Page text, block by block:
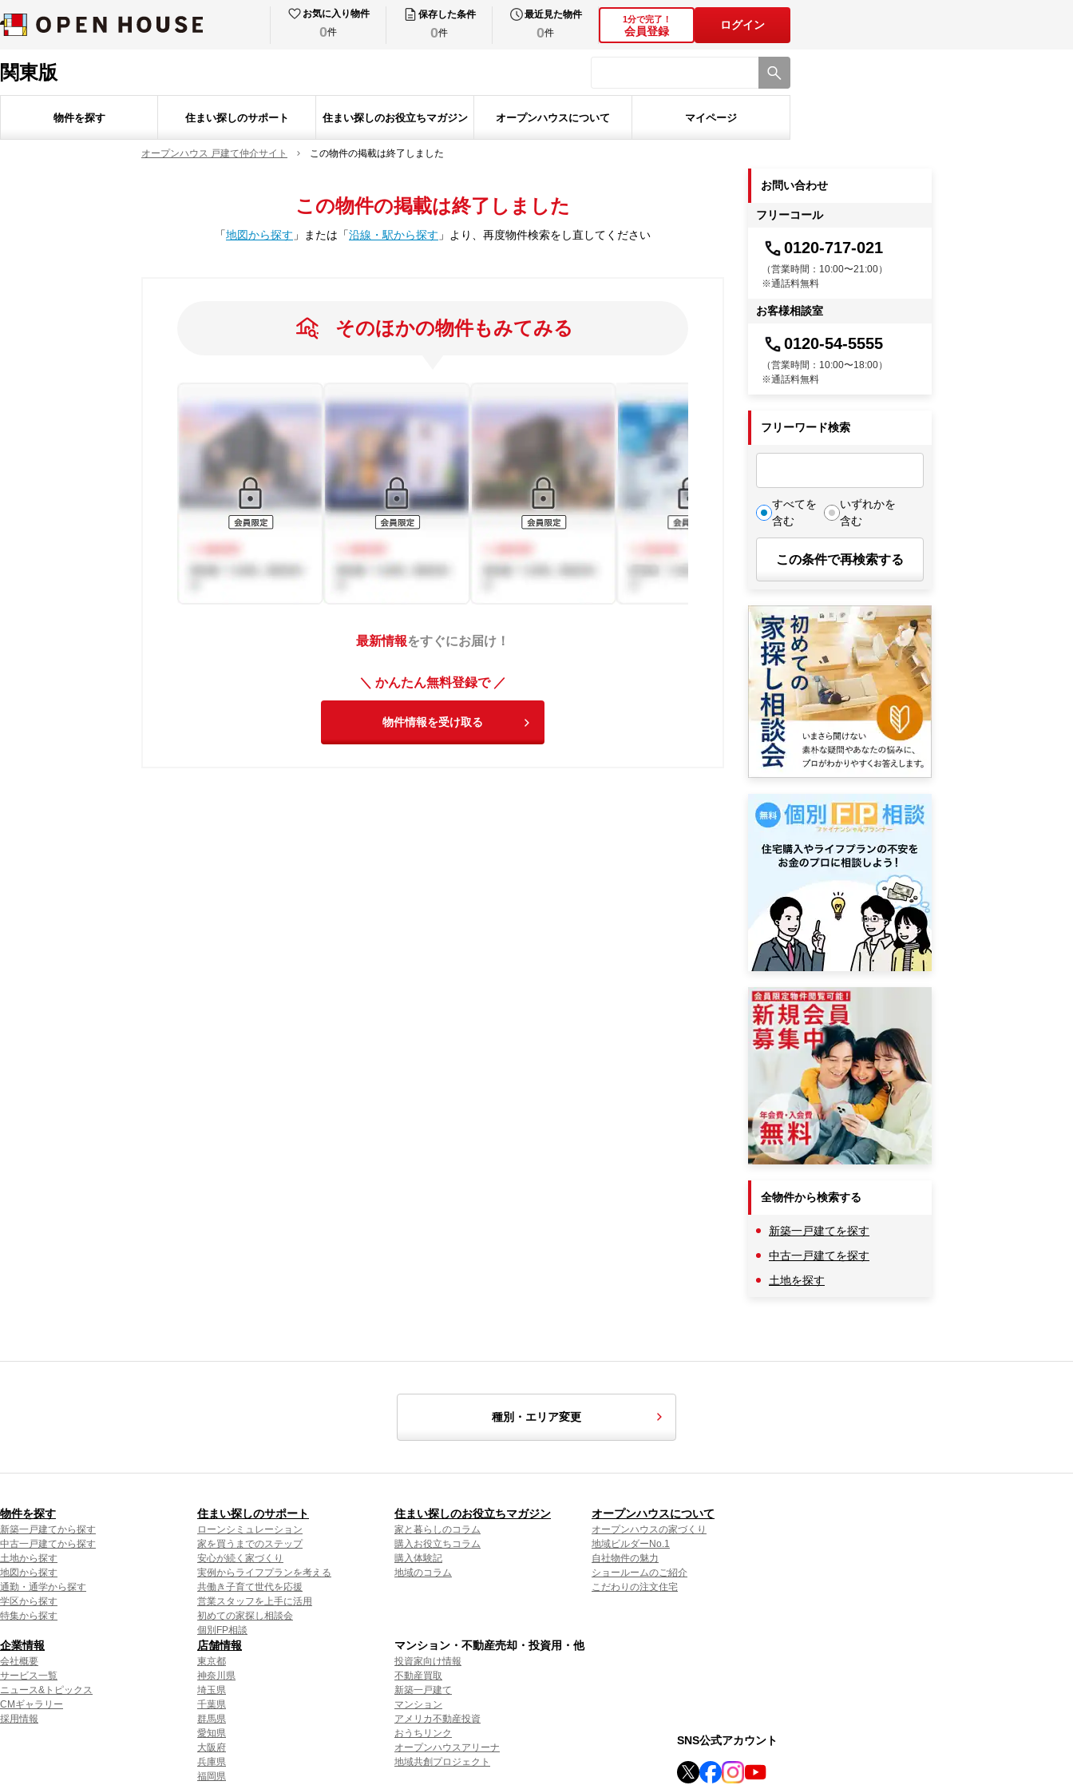
お気に入り物件
0件
保存した条件
0件
最近見た物件
0件
1分で完了！
会員登録
ログイン
関東版
物件を探す 住まい探しのサポート 住まい探しのお役立ちマガジン オープンハウスについて マイページ
オープンハウス 戸建て仲介サイト この物件の掲載は終了しました
この物件の掲載は終了しました
「地図から探す 」 または 「沿線・駅から探す 」 より、再度物件検索をし直してください
そのほかの物件もみてみる
最新情報をすぐにお届け！
＼ かんたん無料登録で ／
物件情報を受け取る
お問い合わせ
フリーコール
0120-717-021
（営業時間：10:00〜21:00）
※通話料無料
お客様相談室
0120-54-5555
（営業時間：10:00〜18:00）
※通話料無料
フリーワード検索
すべてを
含む
いずれかを
含む
この条件で再検索する
全物件から検索する
新築一戸建てを探す
中古一戸建てを探す
土地を探す
種別・エリア変更
物件を探す
新築一戸建てから探す
中古一戸建てから探す
土地から探す
地図から探す
通勤・通学から探す
学区から探す
特集から探す
住まい探しのサポート
ローンシミュレーション
家を買うまでのステップ
安心が続く家づくり
実例からライフプランを考える
共働き子育て世代を応援
営業スタッフを上手に活用
初めての家探し相談会
個別FP相談
住まい探しのお役立ちマガジン
家と暮らしのコラム
購入お役立ちコラム
購入体験記
地域のコラム
オープンハウスについて
オープンハウスの家づくり
地域ビルダーNo.1
自社物件の魅力
ショールームのご紹介
こだわりの注文住宅
企業情報
会社概要
サービス一覧
ニュース&トピックス
CMギャラリー
採用情報
店舗情報
東京都
神奈川県
埼玉県
千葉県
群馬県
愛知県
大阪府
兵庫県
福岡県
マンション・不動産売却・投資用・他
投資家向け情報
不動産買取
新築一戸建て
マンション
アメリカ不動産投資
おうちリンク
オープンハウスアリーナ
地域共創プロジェクト
SNS公式アカウント